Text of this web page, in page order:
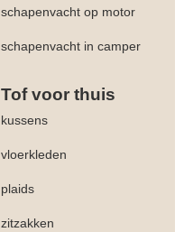
schapenvacht op motor
schapenvacht in camper
Tof voor thuis
kussens
vloerkleden
plaids
zitzakken